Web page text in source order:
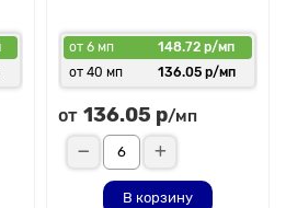
от 6 мп
148.72 р/мп
от 40 мп
136.05 р/мп
от 136.05 р/мп
В корзину